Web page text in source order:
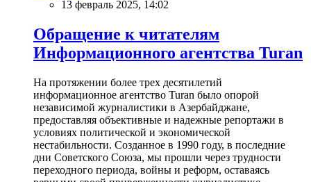
13 февраль 2025, 14:02
Обращение к читателям
Информационного агентства Turan
На протяжении более трех десятилетий
информационное агентство Turan было опорой
независимой журналистики в Азербайджане,
предоставляя объективные и надежные репортажи в
условиях политической и экономической
нестабильности. Созданное в 1990 году, в последние
дни Советского Союза, мы прошли через трудности
переходного периода, войны и реформ, оставаясь